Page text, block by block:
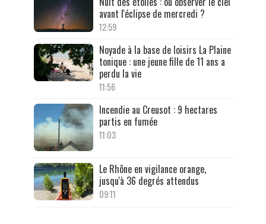
avant l'éclipse de mercredi ?
12:59
Noyade à la base de loisirs La Plaine
tonique : une jeune fille de 11 ans a
perdu la vie
11:56
Incendie au Creusot : 9 hectares
partis en fumée
11:03
Le Rhône en vigilance orange,
jusqu'à 36 degrés attendus
09:11